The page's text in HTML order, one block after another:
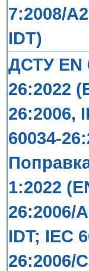
7:2008/
IDT)
ДСТУ EN
26:2022
26:2006,
60034-
1:2022
26:2006/
IDT; IEC
26:2006/